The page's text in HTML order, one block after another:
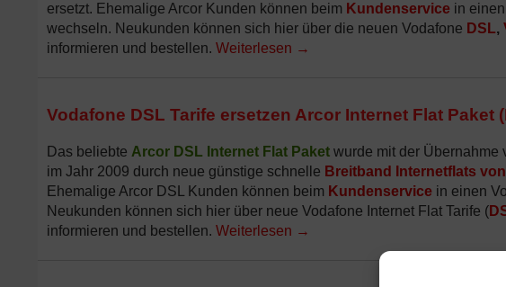
ersetzt. Ehemalige Arcor Kunden können beim Kundenservice in
wechseln. Neukunden können sich hier über die neuen Vodafone DSL,
informieren und bestellen. Weiterlesen →
Vodafone DSL Tarife ersetzen Arcor Internet Flat Paket
Das beliebte Arcor DSL Internet Flat Paket wurde mit der Übernahme
im Jahr 2009 durch neue günstige schnelle Breitband Internetflats
Ehemalige Arcor DSL Kunden können beim Kundenservice in einen
Neukunden können sich hier über neue Vodafone Internet Flat Tarife (
informieren und bestellen. Weiterlesen →